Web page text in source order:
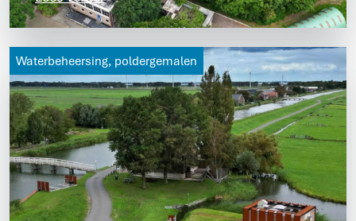
Waterbeheersing, poldergemalen